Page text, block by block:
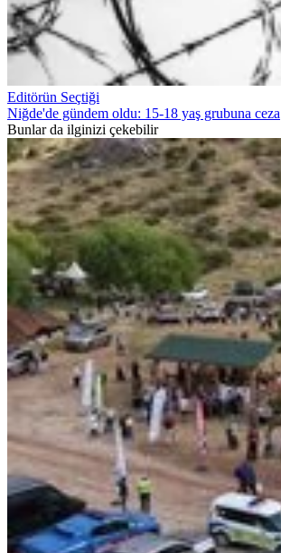
Editörün Seçtiği
Niğde'de gündem oldu: 15-18 yaş grubuna ceza
Bunlar da ilginizi çekebilir